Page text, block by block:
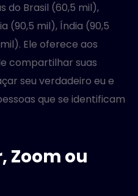
do Brasil (60,5 mil),
(90,5 mil), Índia (90,5
Ele oferece aos
compartilhar suas
seu verdadeiro eu e
que se identificam
Zoom ou